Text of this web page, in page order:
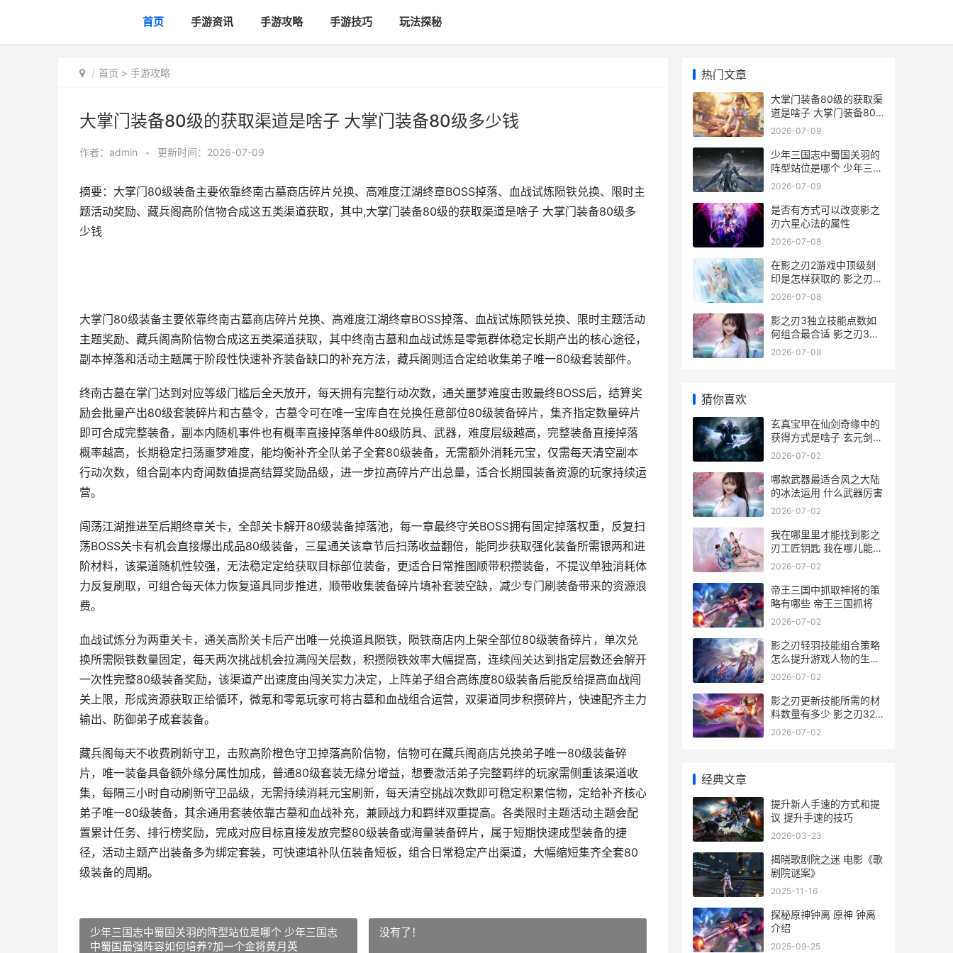
首页 手游资讯 手游攻略 手游技巧 玩法探秘
首页 > 手游攻略
大掌门装备80级的获取渠道是啥子 大掌门装备80级多少钱
作者： admin • 更新时间：2026-07-09
摘要：大掌门80级装备主要依靠终南古墓商店碎片兑换、高难度江湖终章BOSS掉落、血战试炼陨铁兑换、限时主
题活动奖励、藏兵阁高阶信物合成这五类渠道获取，其中,大掌门装备80级的获取渠道是啥子 大掌门装备80级多
少钱
大掌门80级装备主要依靠终南古墓商店碎片兑换、高难度江湖终章BOSS掉落、血战试炼陨铁兑换、限时主题活动
主题奖励、藏兵阁高阶信物合成这五类渠道获取，其中终南古墓和血战试炼是零氪群体稳定长期产出的核心途径，
副本掉落和活动主题属于阶段性快速补齐装备缺口的补充方法，藏兵阁则适合定给收集弟子唯一80级套装部件。
终南古墓在掌门达到对应等级门槛后全天放开，每天拥有完整行动次数，通关噩梦难度击败最终BOSS后，结算奖
励会批量产出80级套装碎片和古墓令，古墓令可在唯一宝库自在兑换任意部位80级装备碎片，集齐指定数量碎片
即可合成完整装备，副本内随机事件也有概率直接掉落单件80级防具、武器，难度层级越高，完整装备直接掉落
概率越高，长期稳定扫荡噩梦难度，能均衡补齐全队弟子全套80级装备，无需额外消耗元宝，仅需每天清空副本
行动次数，组合副本内奇闻数值提高结算奖励品级，进一步拉高碎片产出总量，适合长期囤装备资源的玩家持续运
营。
闯荡江湖推进至后期终章关卡，全部关卡解开80级装备掉落池，每一章最终守关BOSS拥有固定掉落权重，反复扫
荡BOSS关卡有机会直接爆出成品80级装备，三星通关该章节后扫荡收益翻倍，能同步获取强化装备所需银两和进
阶材料，该渠道随机性较强，无法稳定定给获取目标部位装备，更适合日常推图顺带积攒装备，不提议单独消耗体
力反复刷取，可组合每天体力恢复道具同步推进，顺带收集装备碎片填补套装空缺，减少专门刷装备带来的资源浪
费。
血战试炼分为两重关卡，通关高阶关卡后产出唯一兑换道具陨铁，陨铁商店内上架全部位80级装备碎片，单次兑
换所需陨铁数量固定，每天两次挑战机会拉满闯关层数，积攒陨铁效率大幅提高，连续闯关达到指定层数还会解开
一次性完整80级装备奖励，该渠道产出速度由闯关实力决定，上阵弟子组合高练度80级装备后能反给提高血战闯
关上限，形成资源获取正给循环，微氪和零氪玩家可将古墓和血战组合运营，双渠道同步积攒碎片，快速配齐主力
输出、防御弟子成套装备。
藏兵阁每天不收费刷新守卫，击败高阶橙色守卫掉落高阶信物，信物可在藏兵阁商店兑换弟子唯一80级装备碎
片，唯一装备具备额外缘分属性加成，普通80级套装无缘分增益，想要激活弟子完整羁绊的玩家需侧重该渠道收
集，每隔三小时自动刷新守卫品级，无需持续消耗元宝刷新，每天清空挑战次数即可稳定积累信物，定给补齐核心
弟子唯一80级装备，其余通用套装依靠古墓和血战补充，兼顾战力和羁绊双重提高。各类限时主题活动主题会配
置累计任务、排行榜奖励，完成对应目标直接发放完整80级装备或海量装备碎片，属于短期快速成型装备的捷
径，活动主题产出装备多为绑定套装，可快速填补队伍装备短板，组合日常稳定产出渠道，大幅缩短集齐全套80
级装备的周期。
少年三国志中蜀国关羽的阵型站位是哪个 少年三国志
中蜀国最强阵容如何培养?加一个金将黄月英
没有了！
热门文章
大掌门装备80级的获取渠
道是啥子 大掌门装备80
级多少钱
2026-07-09
少年三国志中蜀国关羽的
阵型站位是哪个 少年三国
志中蜀国最强阵容如何培
2026-07-09
是否有方式可以改变影之
刃六星心法的属性
2026-07-08
在影之刃2游戏中顶级刻
印是怎样获取的 影之刃
2ex
2026-07-08
影之刃3独立技能点数如
何组合最合适 影之刃3独
立技能
2026-07-08
猜你喜欢
玄真宝甲在仙剑奇缘中的
获得方式是啥子 玄元剑仙
仙宝殿真诀几本
2026-07-02
哪款武器最适合风之大陆
的冰法运用 什么武器厉害
2026-07-02
我在哪里里才能找到影之
刃工匠钥匙 我在哪儿能找
到它用英语怎么说
2026-07-02
帝王三国中抓取神将的策
略有哪些 帝王三国抓将
2026-07-02
影之刃轻羽技能组合策略
怎么提升游戏人物的生存
能力 影之刃1角色轻羽技
2026-07-02
影之刃更新技能所需的材
料数量有多少 影之刃320
级技能
2026-07-02
经典文章
提升新人手速的方式和提
议 提升手速的技巧
2026-03-23
揭晓歌剧院之迷 电影《歌
剧院谜案》
2025-11-16
探秘原神钟离 原神 钟离
介绍
2025-09-25